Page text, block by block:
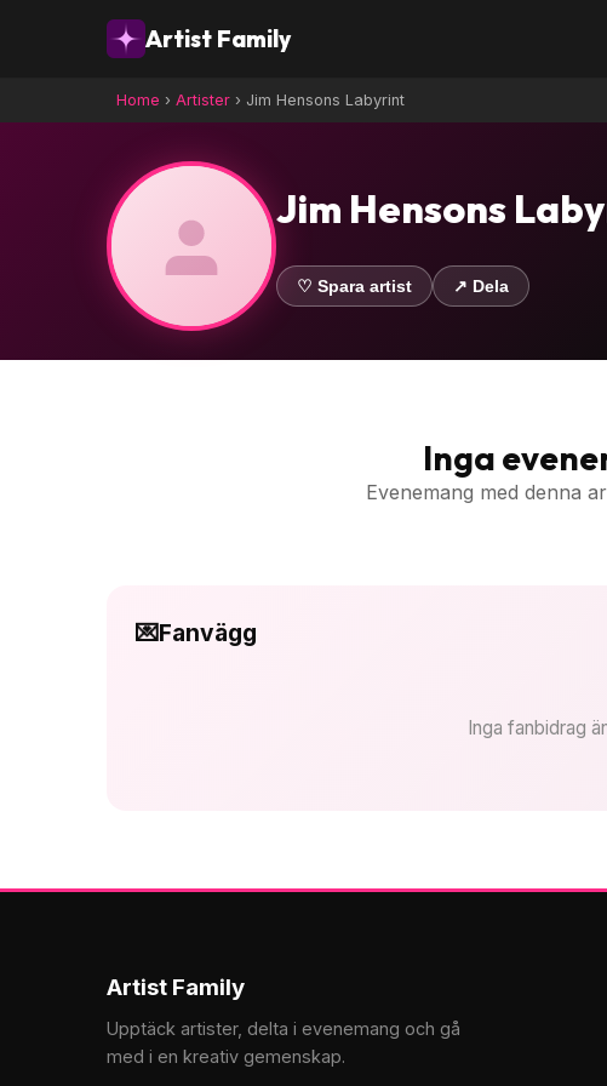
Artist Family
Home › Artister › Jim Hensons Labyrint
Jim Hensons
♡ Spara artist ↗ Dela
Inga
Evenemang med denna
💌Fanvägg
Inga fanbidrag
Artist Family
Upptäck artister, delta i evenemang och gå
med i en kreativ gemenskap.